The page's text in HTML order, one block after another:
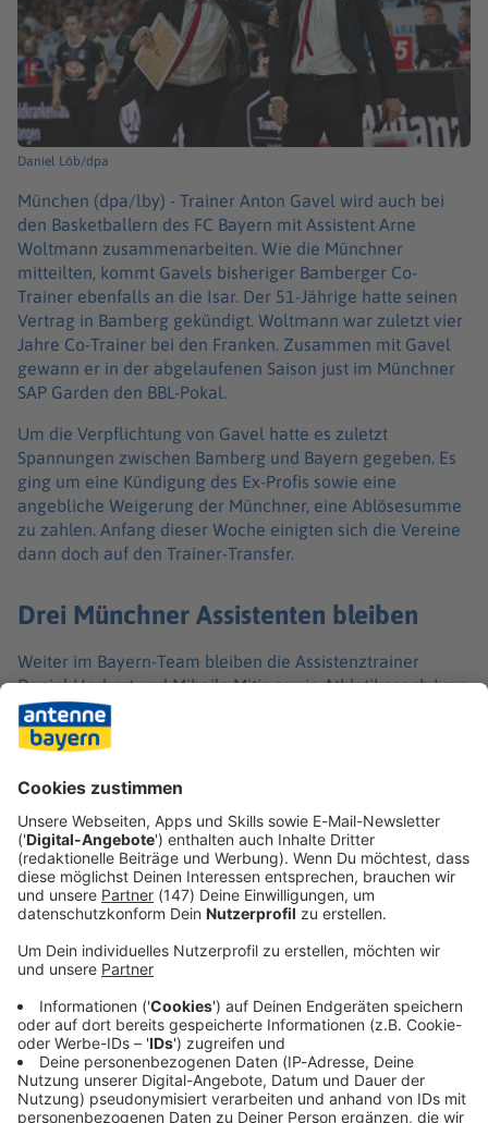
Daniel Löb/dpa
München (dpa/lby) - Trainer Anton Gavel wird auch bei
den Basketballern des FC Bayern mit Assistent Arne
Woltmann zusammenarbeiten. Wie die Münchner
mitteilten, kommt Gavels bisheriger Bamberger Co-
Trainer ebenfalls an die Isar. Der 51-Jährige hatte seinen
Vertrag in Bamberg gekündigt. Woltmann war zuletzt vier
Jahre Co-Trainer bei den Franken. Zusammen mit Gavel
gewann er in der abgelaufenen Saison just im Münchner
SAP Garden den BBL-Pokal.
Um die Verpflichtung von Gavel hatte es zuletzt
Spannungen zwischen Bamberg und Bayern gegeben. Es
ging um eine Kündigung des Ex-Profis sowie eine
angebliche Weigerung der Münchner, eine Ablösesumme
zu zahlen. Anfang dieser Woche einigten sich die Vereine
dann doch auf den Trainer-Transfer.
Drei Münchner Assistenten bleiben
Weiter im Bayern-Team bleiben die Assistenztrainer
Daniel Herbert und Mihajlo Mitic sowie Athletikcoach Ivan
Pijanec, die zuletzt unter Interimscoach Svetislav Pesic die
Saison beendet hatten. Herbert geht im Herbst in sein
drittes Jahr bei den Bayern, Mitic in das vierte. Pijanec ist
schon seit 2022 in München.